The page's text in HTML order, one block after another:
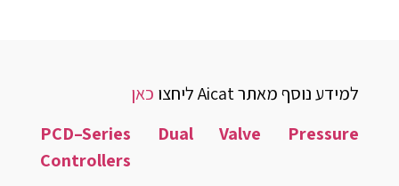
למידע נוסף מאתר Aicat ליחצו
כאן
PCD–Series Dual Valve Pressure
Controllers